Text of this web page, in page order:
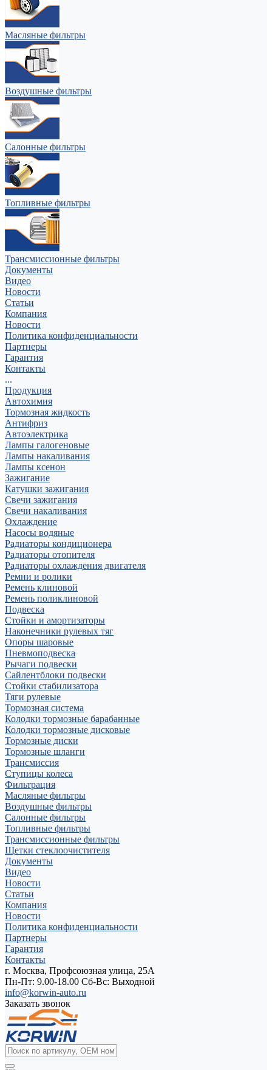
Масляные фильтры
Воздушные фильтры
Салонные фильтры
Топливные фильтры
Трансмиссионные фильтры
Документы
Видео
Новости
Статьи
Компания
Новости
Политика конфиденциальности
Партнеры
Гарантия
Контакты
...
Продукция
Автохимия
Тормозная жидкость
Антифриз
Автоэлектрика
Лампы галогеновые
Лампы накаливания
Лампы ксенон
Зажигание
Катушки зажигания
Свечи зажигания
Свечи накаливания
Охлаждение
Насосы водяные
Радиаторы кондиционера
Радиаторы отопителя
Радиаторы охлаждения двигателя
Ремни и ролики
Ремень клиновой
Ремень поликлиновой
Подвеска
Стойки и амортизаторы
Наконечники рулевых тяг
Опоры шаровые
Пневмоподвеска
Рычаги подвески
Сайлентблоки подвески
Стойки стабилизатора
Тяги рулевые
Тормозная система
Колодки тормозные барабанные
Колодки тормозные дисковые
Тормозные диски
Тормозные шланги
Трансмиссия
Ступицы колеса
Фильтрация
Масляные фильтры
Воздушные фильтры
Салонные фильтры
Топливные фильтры
Трансмиссионные фильтры
Щетки стеклоочистителя
Документы
Видео
Новости
Статьи
Компания
Новости
Политика конфиденциальности
Партнеры
Гарантия
Контакты
г. Москва, Профсоюзная улица, 25А
Пн-Пт: 9.00-18.00 Cб-Вс: Выходной
info@korwin-auto.ru
Заказать звонок